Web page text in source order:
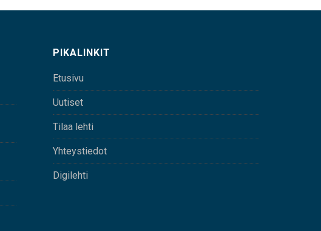
PIKALINKIT
Etusivu
Uutiset
Tilaa lehti
Yhteystiedot
Digilehti